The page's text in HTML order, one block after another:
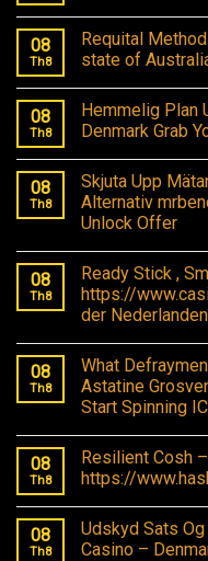
08
Th8
Requital
state of
08
Th8
Hemmelig Plan
Denmark Grab
08
Th8
Skjuta Upp
Alternativ
Unlock Offer
08
Th8
Ready Stick ,
https://
der
08
Th8
What
Astatine
Start Spinning
08
Th8
Resilient Cosh
https://
08
Th8
Udskyd Sats
Casino –